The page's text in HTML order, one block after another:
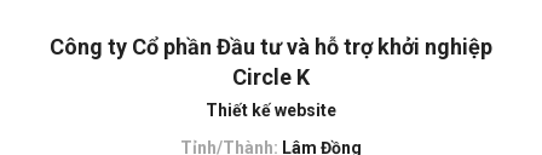
Công ty Cổ phần Đầu tư và hỗ trợ khởi nghiệp
Circle K
Thiết kế website
Tỉnh/Thành: Lâm Đồng